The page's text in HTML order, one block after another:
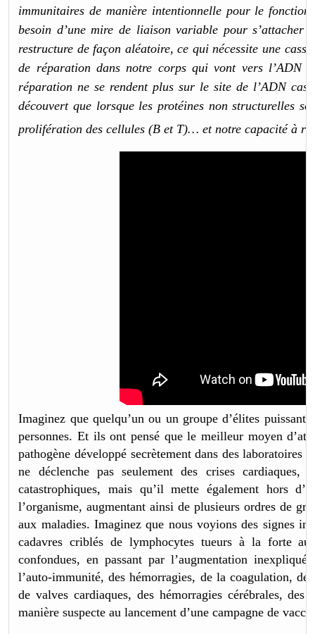
immunitaires de manière intentionnelle pour le
besoin d’une mire de liaison variable pour
restructure de façon aléatoire, ce qui nécessite une
de réparation dans notre corps qui vont vers l’ADN
réparation ne se rendent plus sur le site de l’ADN
découvert que lorsque les protéines non structurelles
prolifération des cellules (B et T)… et notre capacité à
Imaginez que quelqu’un ou un groupe d’élites
personnes. Et ils ont pensé que le meilleur moyen
pathogène développé secrètement dans des
ne déclenche pas seulement des crises cardiaques,
catastrophiques, mais qu’il mette également hors
l’organisme, augmentant ainsi de plusieurs ordres de
aux maladies. Imaginez que nous voyions des signes
cadavres criblés de lymphocytes tueurs à la forte
confondues, en passant par l’augmentation
l’auto-immunité, des hémorragies, de la coagulation,
de valves cardiaques, des hémorragies cérébrales,
manière suspecte au lancement d’une campagne de